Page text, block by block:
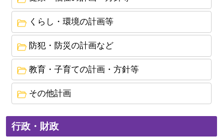
2024年7月16日
潮来市地域連携拠点整備基本構想の策定について
2024年7月5日
潮来市に２名の「地域活性化起業人」が着任しま
した
2024年4月1日
第６次 潮来市行財政改革大綱（素案）に対するパ
ブリックコメントの結果公表及び大綱策定につい
くらし・環境の計画等
防犯・防災の計画など
教育・子育ての計画・方針等
その他計画
行政・財政